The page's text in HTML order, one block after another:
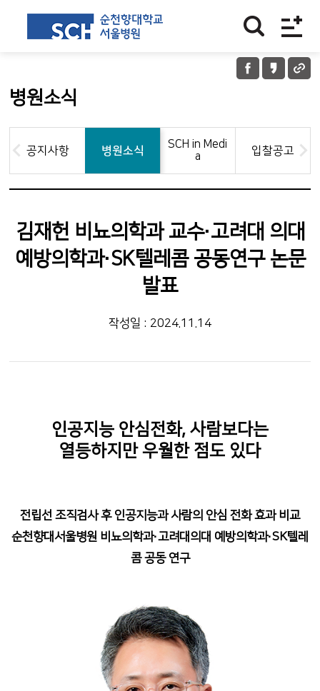
병원소식
공지사항 병원소식
SCH in Medi
a
입찰공고
김재헌 비뇨의학과 교수·고려대 의대
예방의학과·SK텔레콤 공동연구 논문
발표
작성일 : 2024.11.14
인공지능 안심전화, 사람보다는
열등하지만 우월한 점도 있다
전립선 조직검사 후 인공지능과 사람의 안심 전화 효과 비교
순천향대서울병원 비뇨의학과·고려대의대 예방의학과·SK텔레
콤 공동 연구